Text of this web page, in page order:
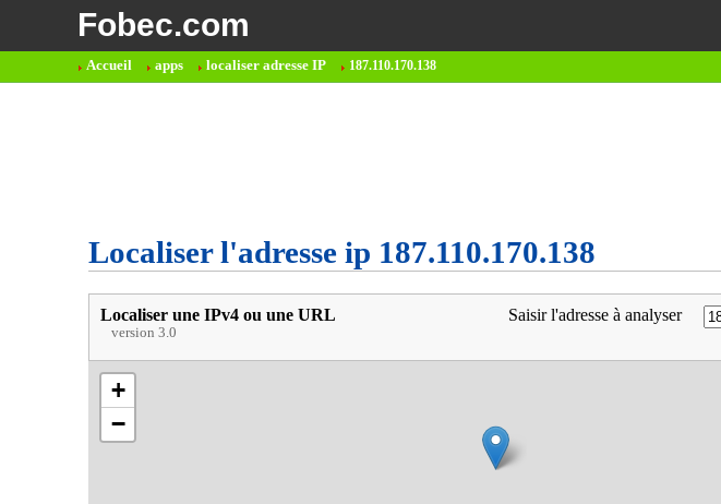
Fobec.com
Accueil apps localiser adresse IP 187.110.170.138
Localiser l'adresse ip 187.110.170.138
Localiser une IPv4 ou une URL
version 3.0
Saisir l'adresse à analyser
+
−